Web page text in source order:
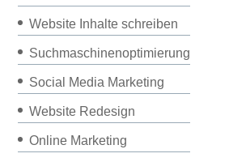
Website Inhalte schreiben
Suchmaschinenoptimierung
Social Media Marketing
Website Redesign
Online Marketing